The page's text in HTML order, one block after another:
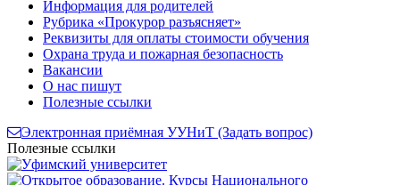
Информация для родителей
Рубрика «Прокурор разъясняет»
Реквизиты для оплаты стоимости обучения
Охрана труда и пожарная безопасность
Вакансии
О нас пишут
Полезные ссылки
Электронная приёмная УУНиТ (Задать вопрос)
Полезные ссылки